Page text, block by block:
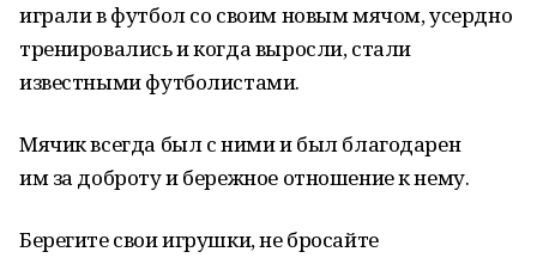
играли в футбол со своим новым мячом, усердно
тренировались и когда выросли, стали
известными футболистами.
Мячик всегда был с ними и был благодарен
им за доброту и бережное отношение к нему.
Берегите свои игрушки, не бросайте